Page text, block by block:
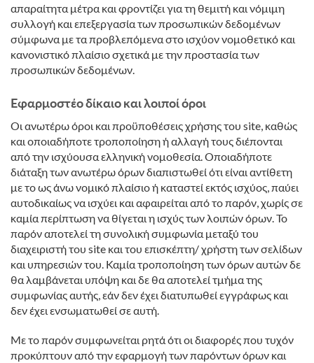
απαραίτητα μέτρα και φροντίζει για τη θεμιτή και νόμιμη
συλλογή και επεξεργασία των προσωπικών δεδομένων
σύμφωνα με τα προβλεπόμενα στο ισχύον νομοθετικό και
κανονιστικό πλαίσιο σχετικά με την προστασία των
προσωπικών δεδομένων.
Εφαρμοστέο δίκαιο και λοιποί όροι
Οι ανωτέρω όροι και προϋποθέσεις χρήσης του site, καθώς
και οποιαδήποτε τροποποίηση ή αλλαγή τους διέπονται
από την ισχύουσα ελληνική νομοθεσία. Οποιαδήποτε
διάταξη των ανωτέρω όρων διαπιστωθεί ότι είναι αντίθετη
με το ως άνω νομικό πλαίσιο ή καταστεί εκτός ισχύος, παύει
αυτοδικαίως να ισχύει και αφαιρείται από το παρόν, χωρίς σε
καμία περίπτωση να θίγεται η ισχύς των λοιπών όρων. Το
παρόν αποτελεί τη συνολική συμφωνία μεταξύ του
διαχειριστή του site και του επισκέπτη/ χρήστη των σελίδων
και υπηρεσιών του. Καμία τροποποίηση των όρων αυτών δε
θα λαμβάνεται υπόψη και δε θα αποτελεί τμήμα της
συμφωνίας αυτής, εάν δεν έχει διατυπωθεί εγγράφως και
δεν έχει ενσωματωθεί σε αυτή.
Με το παρόν συμφωνείται ρητά ότι οι διαφορές που τυχόν
προκύπτουν από την εφαρμογή των παρόντων όρων και